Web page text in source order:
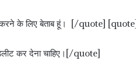
करने के लिए बेताब हूं। [/quote]
कर देना चाहिए।[/quote]